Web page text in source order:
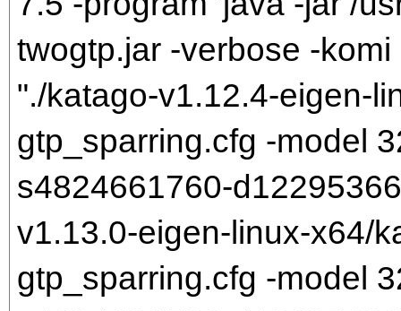
twogtp.jar -verbose -
"./katago-v1.12.4-eigen-
gtp_sparring.cfg -model
s4824661760-
v1.13.0-eigen-linux-x64/
gtp_sparring.cfg -model